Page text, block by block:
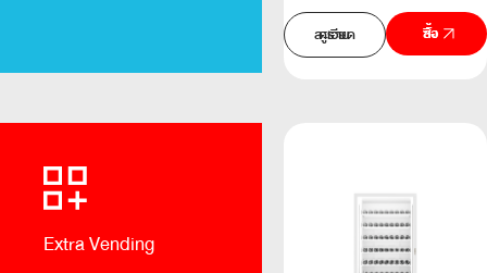
ดูรายละเอียด สั่งซื้อ
Extra Vending